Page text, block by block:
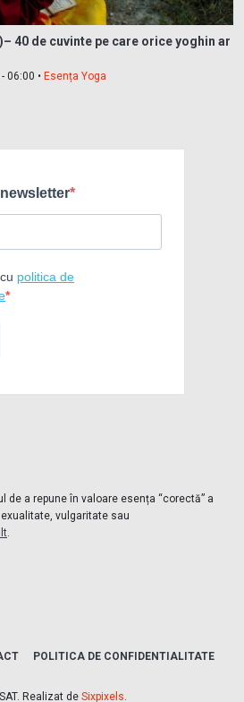
40 de cuvinte pe care orice yoghin ar
06:00 • Esența Yoga
de a repune în valoare esența “corectă” a
vulgaritate sau
POLITICA DE CONFIDENTIALITATE
Realizat de Sixpixels